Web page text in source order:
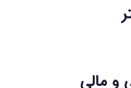
و مالی